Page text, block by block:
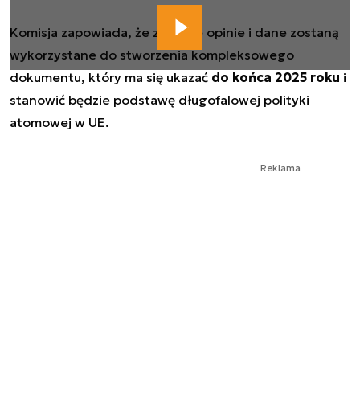
Komisja zapowiada, że zebrane opinie i dane zostaną
wykorzystane do stworzenia kompleksowego
dokumentu, który ma się ukazać do końca 2025 roku i
stanowić będzie podstawę długofalowej polityki
atomowej w UE.
Reklama